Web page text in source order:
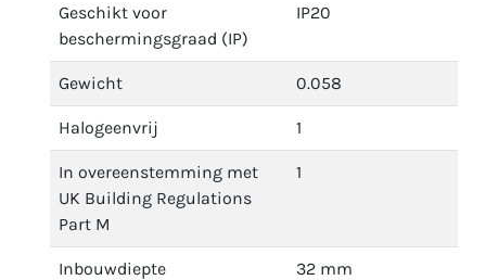
Geschikt voor
beschermingsgraad (IP)
IP20
Gewicht 0.058
Halogeenvrij 1
In overeenstemming met
UK Building Regulations
Part M
1
Inbouwdiepte 32 mm